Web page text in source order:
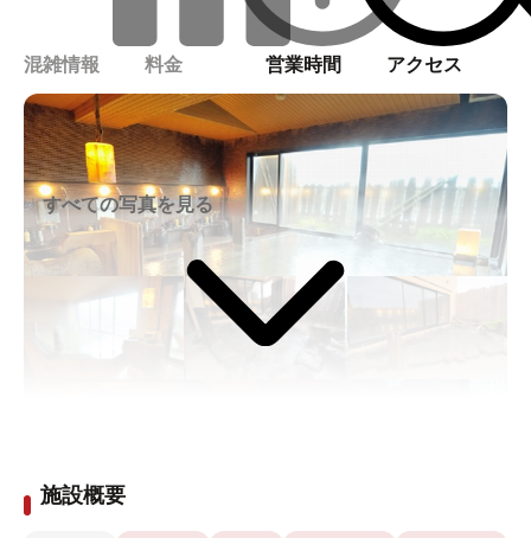
混雑情報 料金 営業時間 アクセス
すべての写真を見る
施設概要